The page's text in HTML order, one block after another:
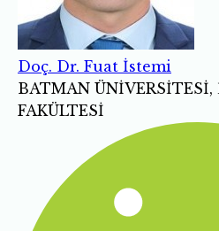
Doç. Dr. Fuat İstemi
BATMAN
FAKÜLTESİ